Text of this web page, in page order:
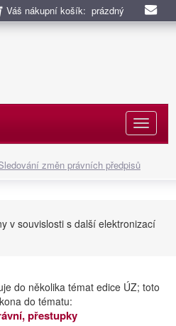
Váš nákupní košík: prázdný
změn právních předpisů
v souvislosti s další elektronizací
do několika témat edice ÚZ; toto
do tématu:
přestupky